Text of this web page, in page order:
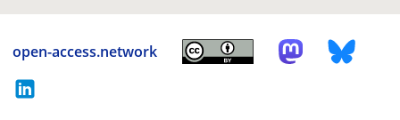
open-access.network